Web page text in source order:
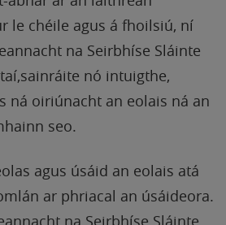
le chéile agus á fhoilsiú, ní
na Seirbhíse Sláinte
nó intuigthe,
ná oiriúnacht an eolais ná an
seo.
agus úsáid an eolais atá
ar phriacal an úsáideora.
na Seirbhíse Sláinte